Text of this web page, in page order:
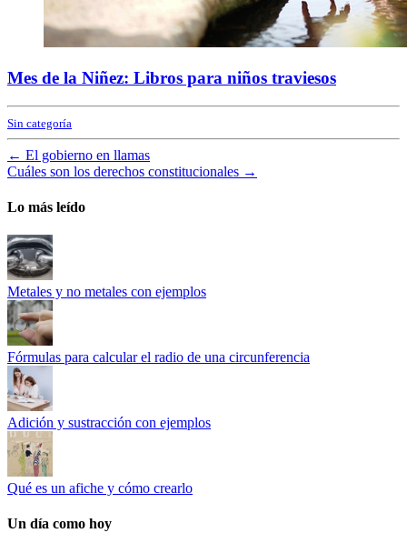
Mes de la Niñez: Libros para niños traviesos
Sin categoría
← El gobierno en llamas
Cuáles son los derechos constitucionales →
Lo más leído
Metales y no metales con ejemplos
Fórmulas para calcular el radio de una circunferencia
Adición y sustracción con ejemplos
Qué es un afiche y cómo crearlo
Un día como hoy